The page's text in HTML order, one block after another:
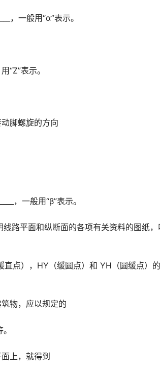
，一般用“α”表示。
“Z”表示。
脚螺旋的方向
，一般用“β”表示。
路平面和纵断面的各项有关资料的图纸，
点），HY（缓圆点）和 YH（圆缓点）
物，应以规定的
上，就得到